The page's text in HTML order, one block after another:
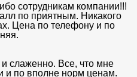
сотрудникам компании!!!
по приятным. Никакого
Цена по телефону и по
слаженно. Все, что мне
и по вполне норм ценам.